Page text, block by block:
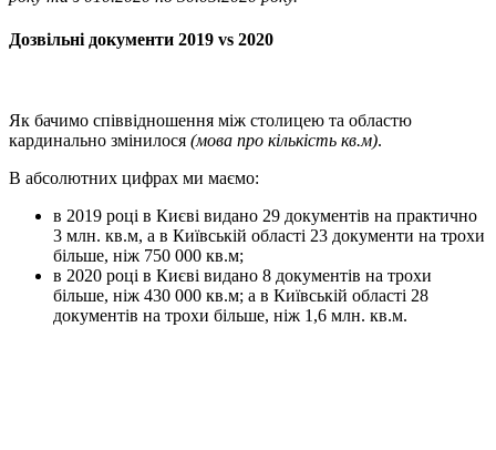
Дозвільні документи 2019 vs 2020
Як бачимо співвідношення між столицею та областю
кардинально змінилося (мова про кількість кв.м).
В абсолютних цифрах ми маємо:
в 2019 році в Києві видано 29 документів на практично
3 млн. кв.м, а в Київській області 23 документи на трохи
більше, ніж 750 000 кв.м;
в 2020 році в Києві видано 8 документів на трохи
більше, ніж 430 000 кв.м; а в Київській області 28
документів на трохи більше, ніж 1,6 млн. кв.м.